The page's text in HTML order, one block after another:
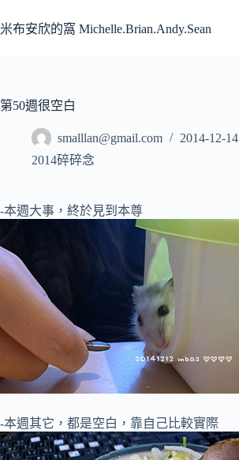
至
容
米布安欣的窩 Michelle.Brian.Andy.Sean
第50週很空白
smalllan@gmail.com
2014-12-14
2014碎碎念
-本週大事，終於見到本尊
-本週其它，都是空白，靠自己比較實際